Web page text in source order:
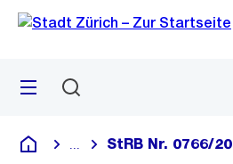
Navigation
Sprunglink
Menü
Deutsch
Blende alle Breadcrumbs ein
StRB Nr. 0766/